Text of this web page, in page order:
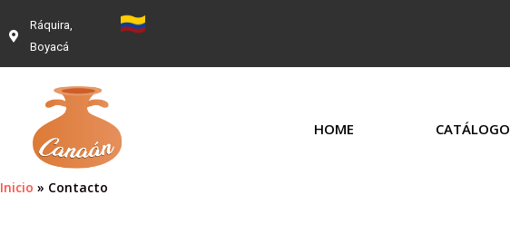
Ráquira,
Boyacá
HOME CATÁLOGO
Inicio Contacto